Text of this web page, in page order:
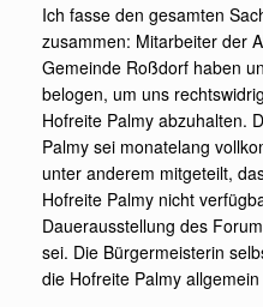
Ich fasse den gesamten
zusammen: Mitarbeiter der
Gemeinde Roßdorf haben
belogen, um uns
Hofreite Palmy abzuhalten.
Palmy sei monatelang
unter anderem mitgeteilt,
Hofreite Palmy nicht
Dauerausstellung des
sei. Die Bürgermeisterin
die Hofreite Palmy